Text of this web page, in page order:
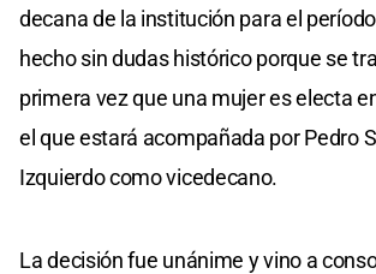
decana de la institución para el
hecho sin dudas histórico porque se
primera vez que una mujer es electa
el que estará acompañada por Pedro
Izquierdo como vicedecano.
La decisión fue unánime y vino a